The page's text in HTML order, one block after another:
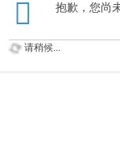
抱歉，您尚
请稍候...